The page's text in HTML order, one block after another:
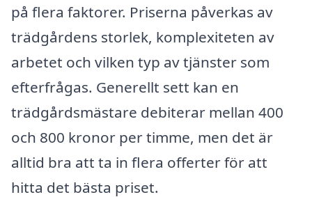
på flera faktorer. Priserna påverkas av
trädgårdens storlek, komplexiteten av
arbetet och vilken typ av tjänster som
efterfrågas. Generellt sett kan en
trädgårdsmästare debiterar mellan 400
och 800 kronor per timme, men det är
alltid bra att ta in flera offerter för att
hitta det bästa priset.